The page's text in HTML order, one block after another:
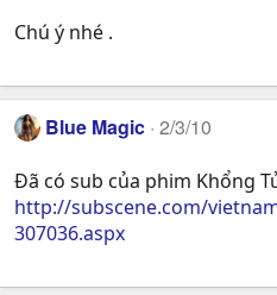
Chú ý nhé .
Blue Magic 2/3/10
Đã có sub của phim Khổng
http://subscene.com/
307036.aspx